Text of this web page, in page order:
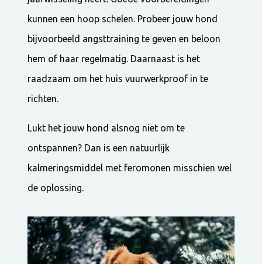
kunnen een hoop schelen. Probeer jouw hond
bijvoorbeeld angsttraining te geven en beloon
hem of haar regelmatig. Daarnaast is het
raadzaam om het huis vuurwerkproof in te
richten.
Lukt het jouw hond alsnog niet om te
ontspannen? Dan is een natuurlijk
kalmeringsmiddel met feromonen misschien wel
de oplossing.